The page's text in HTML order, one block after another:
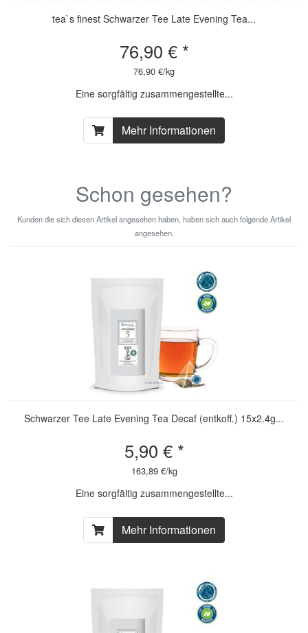
tea`s finest Schwarzer Tee Late Evening Tea...
76,90 € *
76,90 €/kg
Eine sorgfältig zusammengestellte...
Mehr Informationen
Schon gesehen?
Kunden die sich diesen Artikel angesehen haben, haben sich auch folgende Artikel
angesehen.
Schwarzer Tee Late Evening Tea Decaf (entkoff.) 15x2.4g...
5,90 € *
163,89 €/kg
Eine sorgfältig zusammengestellte...
Mehr Informationen